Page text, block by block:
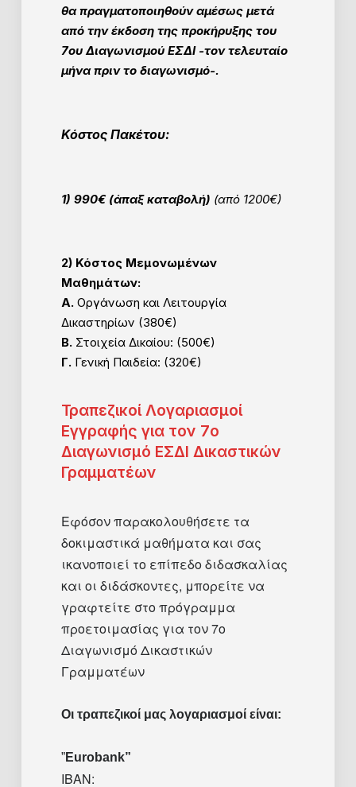
θα πραγματοποιηθούν αμέσως μετά
από την έκδοση της προκήρυξης του
7ου Διαγωνισμού ΕΣΔΙ -τον τελευταίο
μήνα πριν το διαγωνισμό-.
Κόστος Πακέτου:
1) 990€ (άπαξ καταβολή) (από 1200€)
2) Κόστος Μεμονωμένων
Μαθημάτων:
Α. Οργάνωση και Λειτουργία
Δικαστηρίων (380€)
Β.Στοιχεία Δικαίου: (500€)
Γ. Γενική Παιδεία: (320€)
Τραπεζικοί Λογαριασμοί
Εγγραφής για τον 7ο
Διαγωνισμό ΕΣΔΙ Δικαστικών
Γραμματέων
Εφόσον παρακολουθήσετε τα
δοκιμαστικά μαθήματα και σας
ικανοποιεί το επίπεδο διδασκαλίας
και οι διδάσκοντες, μπορείτε να
γραφτείτε στο πρόγραμμα
προετοιμασίας για τον 7ο
Διαγωνισμό Δικαστικών
Γραμματέων
Οι τραπεζικοί μας λογαριασμοί είναι:
”Eurobank”
IBAN: